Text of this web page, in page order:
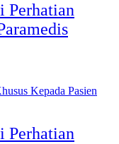
Perhatian
Perhatian